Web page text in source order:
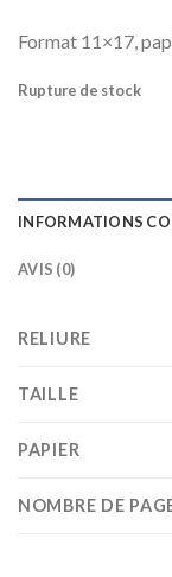
Format 11×17,
Rupture de stock
INFORMATIONS
AVIS (0)
RELIURE
TAILLE
PAPIER
NOMBRE DE